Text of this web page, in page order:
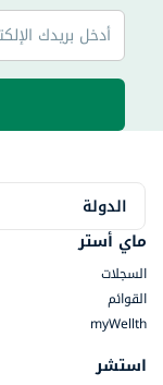
الدولة
ماي أستر
السجلات
القوائم
myWellth
استشر